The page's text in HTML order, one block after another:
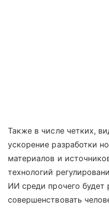
Также в числе четких,
ускорение разработки
материалов и
технологий
ИИ среди прочего будет
совершенствовать